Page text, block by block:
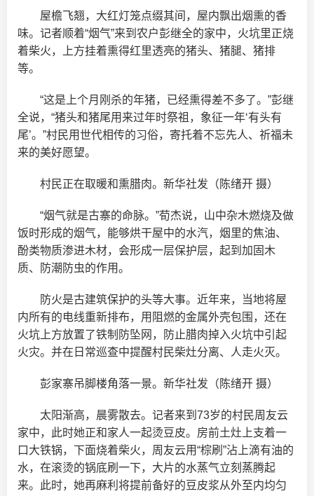
屋檐飞翘，大红灯笼点缀其间，屋内飘出烟熏的香
味。记者顺着“烟气”来到农户彭继全的家中，火坑里正烧
着柴火，上方挂着熏得红里透亮的猪头、猪腿、猪排
等。
“这是上个月刚杀的年猪，已经熏得差不多了。”彭继
全说，“猪头和猪尾用来过年时祭祖，象征一年‘有头有
尾’。”村民用世代相传的习俗，寄托着不忘先人、祈福未
来的美好愿望。
村民正在取暖和熏腊肉。新华社发（陈绪开 摄）
“烟气就是古寨的命脉。”荀杰说，山中杂木燃烧及做
饭时形成的烟气，能够烘干屋中的水汽，烟里的焦油、
酚类物质渗进木材，会形成一层保护层，起到加固木
质、防潮防虫的作用。
防火是古建筑保护的头等大事。近年来，当地将屋
内所有的电线重新排布，用阻燃的金属外壳包围，还在
火坑上方放置了铁制防坠网，防止腊肉掉入火坑中引起
火灾。并在日常巡查中提醒村民柴灶分离、人走火灭。
彭家寨吊脚楼角落一景。新华社发（陈绪开 摄）
太阳渐高，晨雾散去。记者来到73岁的村民周友云
家中，此时她正和家人一起烫豆皮。房前土灶上支着一
口大铁锅，下面烧着柴火，周友云用“棕刷”沾上滴有油的
水，在滚烫的锅底刷一下，大片的水蒸气立刻蒸腾起
来。此时，她再麻利将提前备好的豆皮浆从外至内均匀